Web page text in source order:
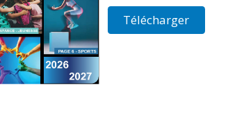
Télécharger